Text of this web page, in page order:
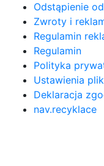
Odstąpienie
Zwroty i
Regulamin
Regulamin
Polityka
Ustawienia
Deklaracja
nav.recyklace